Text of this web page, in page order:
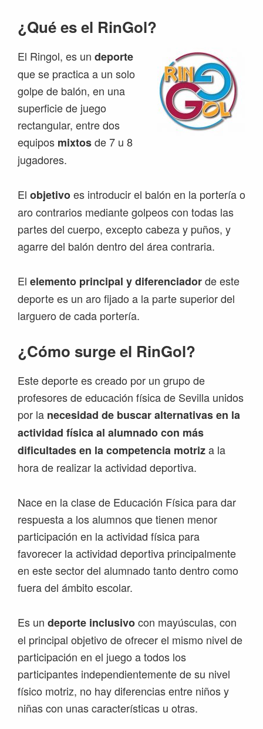
¿Qué es el RinGol?
El Ringol, es un deporte
que se practica a un solo
golpe de balón, en una
superficie de juego
rectangular, entre dos
equipos mixtosde 7 u 8
jugadores.
El objetivoes introducir el balón en la portería o
aro contrarios mediante golpeos con todas las
partes del cuerpo, excepto cabeza y puños, y
agarre del balón dentro del área contraria.
El elemento principal y diferenciadorde este
deporte es un aro fijado a la parte superior del
larguero de cada portería.
¿Cómo surge el RinGol?
Este deporte es creado por un grupo de
profesores de educación física de Sevilla unidos
por la necesidad de buscar alternativas en la
actividad física al alumnado con más
dificultades en la competencia motriza la
hora de realizar la actividad deportiva.
Nace en la clase de Educación Física para dar
respuesta a los alumnos que tienen menor
participación en la actividad física para
favorecer la actividad deportiva principalmente
en este sector del alumnado tanto dentro como
fuera del ámbito escolar.
Es un deporte inclusivocon mayúsculas, con
el principal objetivo de ofrecer el mismo nivel de
participación en el juego a todos los
participantes independientemente de su nivel
físico motriz, no hay diferencias entre niños y
niñas con unas características u otras.